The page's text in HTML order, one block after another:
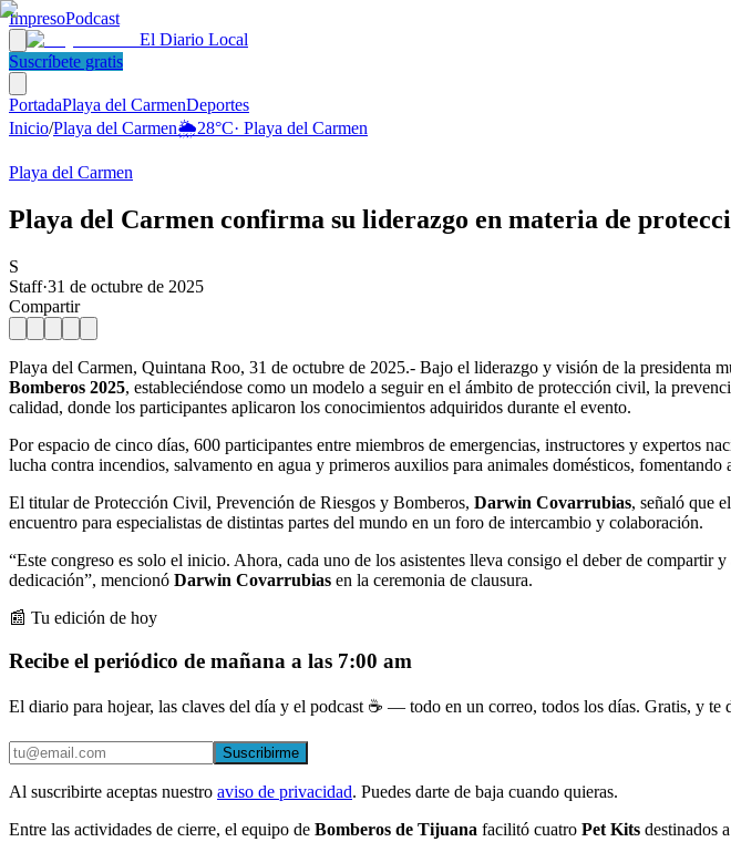
ImpresoPodcast
El Diario Local
Suscríbete gratis
PortadaPlaya del CarmenDeportes
Inicio/Playa del Carmen🌦️28°C· Playa del Carmen
Playa del Carmen
Playa del Carmen confirma su liderazgo en materia de
S
Staff·31 de octubre de 2025
Compartir
Playa del Carmen, Quintana Roo, 31 de octubre de 2025.- Bajo el liderazgo y visión de la presidenta
Bomberos 2025, estableciéndose como un modelo a seguir en el ámbito de protección civil, la
calidad, donde los participantes aplicaron los conocimientos adquiridos durante el evento.
Por espacio de cinco días, 600 participantes entre miembros de emergencias, instructores y expertos
lucha contra incendios, salvamento en agua y primeros auxilios para animales domésticos,
El titular de Protección Civil, Prevención de Riesgos y Bomberos, Darwin Covarrubias, señaló que
encuentro para especialistas de distintas partes del mundo en un foro de intercambio y colaboración.
“Este congreso es solo el inicio. Ahora, cada uno de los asistentes lleva consigo el deber de
dedicación”, mencionó Darwin Covarrubias en la ceremonia de clausura.
📰 Tu edición de hoy
Recibe el periódico de mañana a las 7:00 am
El diario para hojear, las claves del día y el podcast ☕ — todo en un correo, todos los días. Gratis, y te
Suscribirme
Al suscribirte aceptas nuestro aviso de privacidad. Puedes darte de baja cuando quieras.
Entre las actividades de cierre, el equipo de Bomberos de Tijuana facilitó cuatro Pet Kits destinados